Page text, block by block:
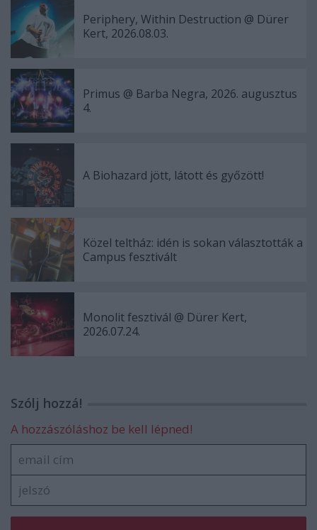
Periphery, Within Destruction @ Dürer
Kert, 2026.08.03.
Primus @ Barba Negra, 2026. augusztus
4.
A Biohazard jött, látott és győzött!
Közel teltház: idén is sokan választották a
Campus fesztivált
Monolit fesztivál @ Dürer Kert,
2026.07.24.
Szólj hozzá!
A hozzászóláshoz be kell lépned!